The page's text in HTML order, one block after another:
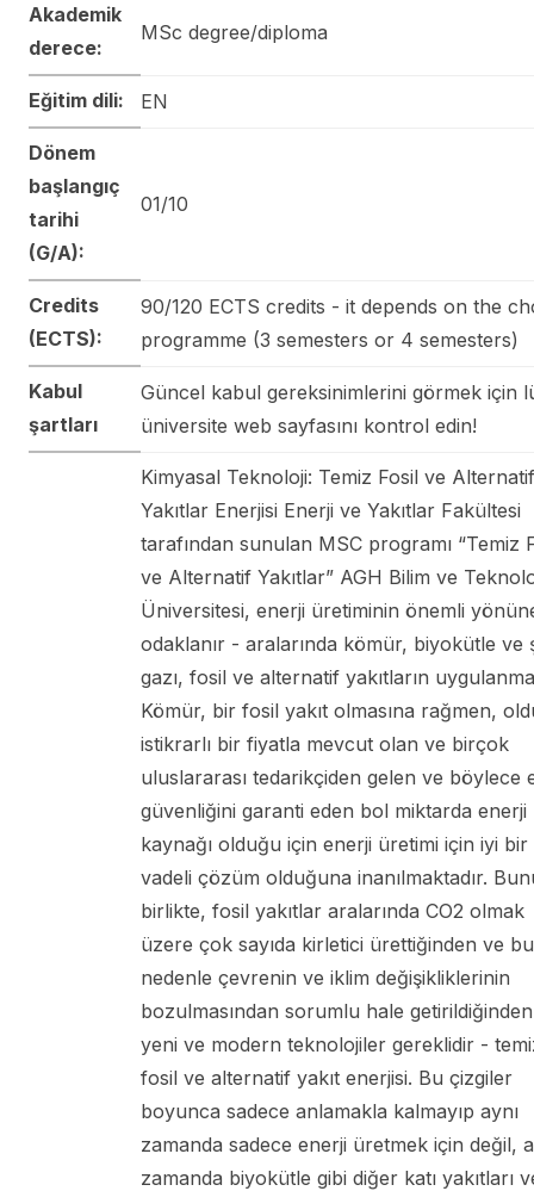
Akademik
derece:
MSc degree/diploma
Eğitim dili: EN
Dönem
başlangıç
tarihi
(G/A):
01/10
Credits
(ECTS):
90/120 ECTS credits - it depends on the
programme (3 semesters or 4 semesters)
Kabul
şartları
Güncel kabul gereksinimlerini görmek için
üniversite web sayfasını kontrol edin!
Kimyasal Teknoloji: Temiz Fosil ve Alternatif
Yakıtlar Enerjisi Enerji ve Yakıtlar Fakültesi
tarafından sunulan MSC programı “Temiz
ve Alternatif Yakıtlar” AGH Bilim ve
Üniversitesi, enerji üretiminin önemli
odaklanır - aralarında kömür, biyokütle ve
gazı, fosil ve alternatif yakıtların
Kömür, bir fosil yakıt olmasına rağmen,
istikrarlı bir fiyatla mevcut olan ve birçok
uluslararası tedarikçiden gelen ve böylece
güvenliğini garanti eden bol miktarda enerji
kaynağı olduğu için enerji üretimi için iyi
vadeli çözüm olduğuna inanılmaktadır.
birlikte, fosil yakıtlar aralarında CO2 olmak
üzere çok sayıda kirletici ürettiğinden ve bu
nedenle çevrenin ve iklim değişikliklerinin
bozulmasından sorumlu hale
yeni ve modern teknolojiler gereklidir -
fosil ve alternatif yakıt enerjisi. Bu çizgiler
boyunca sadece anlamakla kalmayıp aynı
zamanda sadece enerji üretmek için değil,
zamanda biyokütle gibi diğer katı yakıtları